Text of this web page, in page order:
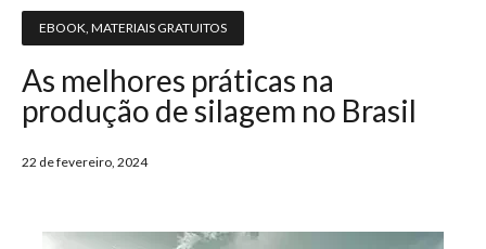
EBOOK MATERIAIS GRATUITOS
As melhores práticas na
produção de silagem no Brasil
22 de fevereiro, 2024